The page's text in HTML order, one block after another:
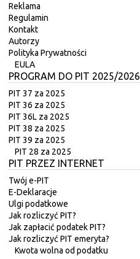
Reklama
Regulamin
Kontakt
Autorzy
Polityka Prywatności
EULA
PROGRAM DO PIT 2025/2026
PIT 37 za 2025
PIT 36 za 2025
PIT 36L za 2025
PIT 38 za 2025
PIT 39 za 2025
PIT 28 za 2025
PIT PRZEZ INTERNET
Twój e-PIT
E-Deklaracje
Ulgi podatkowe
Jak rozliczyć PIT?
Jak zapłacić podatek PIT?
Jak rozliczyć PIT emeryta?
Kwota wolna od podatku